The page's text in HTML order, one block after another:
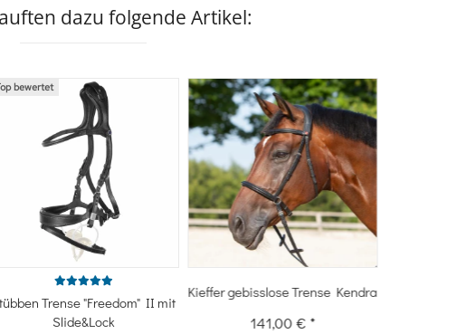
dazu folgende Artikel:
bewertet
Trense "Freedom" II mit
Slide&Lock
Kieffer gebisslose Trense Kendra
141,00 € *